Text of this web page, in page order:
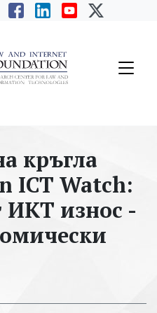
кръгла
ICT Watch:
ИКТ износ -